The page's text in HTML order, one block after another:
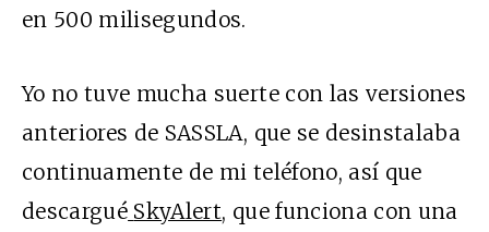
en 500 milisegundos.
Yo no tuve mucha suerte con las versiones
anteriores de SASSLA, que se desinstalaba
continuamente de mi teléfono, así que
descargué SkyAlert, que funciona con una